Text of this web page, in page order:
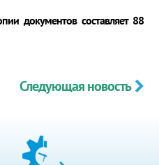
документов составляет 88
Следующая новость